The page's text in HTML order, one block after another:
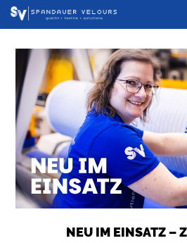
NEU IM EINSATZ –